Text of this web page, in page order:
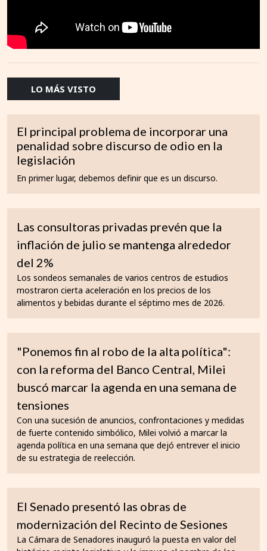
LO MÁS VISTO
El principal problema de incorporar una
penalidad sobre discurso de odio en la
legislación
En primer lugar, debemos definir que es un discurso.
Las consultoras privadas prevén que la
inflación de julio se mantenga alrededor
del 2%
Los sondeos semanales de varios centros de estudios
mostraron cierta aceleración en los precios de los
alimentos y bebidas durante el séptimo mes de 2026.
"Ponemos fin al robo de la alta política":
con la reforma del Banco Central, Milei
buscó marcar la agenda en una semana de
tensiones
Con una sucesión de anuncios, confrontaciones y medidas
de fuerte contenido simbólico, Milei volvió a marcar la
agenda política en una semana que dejó entrever el inicio
de su estrategia de reelección.
El Senado presentó las obras de
modernización del Recinto de Sesiones
La Cámara de Senadores inauguró la puesta en valor del